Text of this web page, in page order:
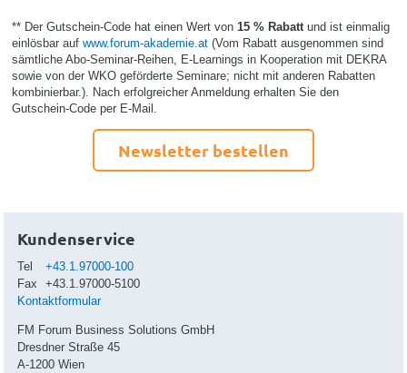
** Der Gutschein-Code hat einen Wert von 15 % Rabatt und ist einmalig
einlösbar auf www.forum-akademie.at(Vom Rabatt ausgenommen sind
sämtliche Abo-Seminar-Reihen, E-Learnings in Kooperation mit DEKRA
sowie von der WKO geförderte Seminare; nicht mit anderen Rabatten
kombinierbar.). Nach erfolgreicher Anmeldung erhalten Sie den
Gutschein-Code per E-Mail.
Newsletter bestellen
Kundenservice
Tel
+43.1.97000-100
Fax
+43.1.97000-5100
Kontaktformular
FM Forum Business Solutions GmbH
Dresdner Straße 45
A-1200 Wien